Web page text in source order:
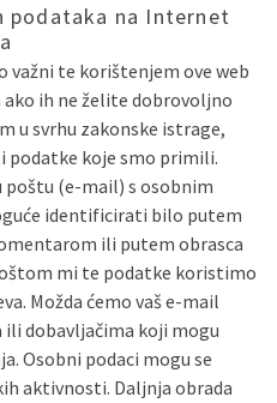
na Internet
važni te korištenjem ove web
ih ne želite dobrovoljno
u svrhu zakonske istrage,
podatke koje smo primili.
(e-mail) s osobnim
identificirati bilo putem
ili putem obrasca
mi te podatke koristimo
Možda ćemo vaš e-mail
dobavljačima koji mogu
Osobni podaci mogu se
aktivnosti. Daljnja obrada